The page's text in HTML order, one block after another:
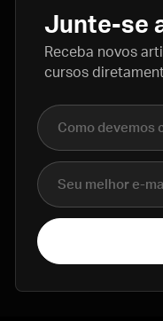
Junte-se
Receba novos
cursos
Nome completo
E-mail